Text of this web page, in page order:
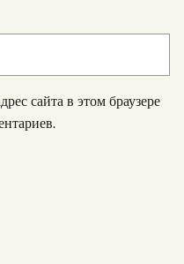
сайта в этом браузере